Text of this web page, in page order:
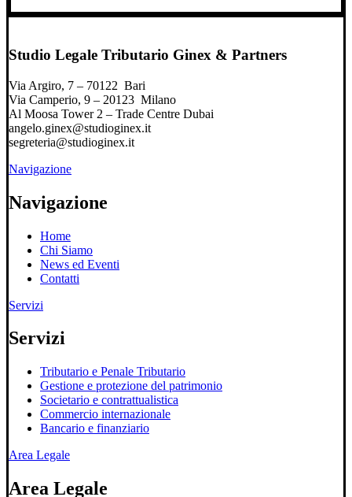
Studio Legale Tributario Ginex & Partners
Via Argiro, 7 – 70122 Bari
Via Camperio, 9 – 20123 Milano
Al Moosa Tower 2 – Trade Centre Dubai
angelo.ginex@studioginex.it
segreteria@studioginex.it
Navigazione
Navigazione
Home
Chi Siamo
News ed Eventi
Contatti
Servizi
Servizi
Tributario e Penale Tributario
Gestione e protezione del patrimonio
Societario e contrattualistica
Commercio internazionale
Bancario e finanziario
Area Legale
Area Legale